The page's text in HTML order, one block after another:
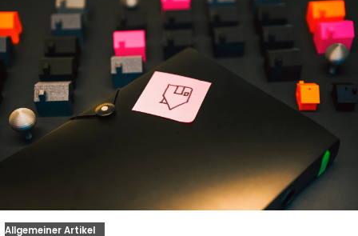
Allgemeiner Artikel